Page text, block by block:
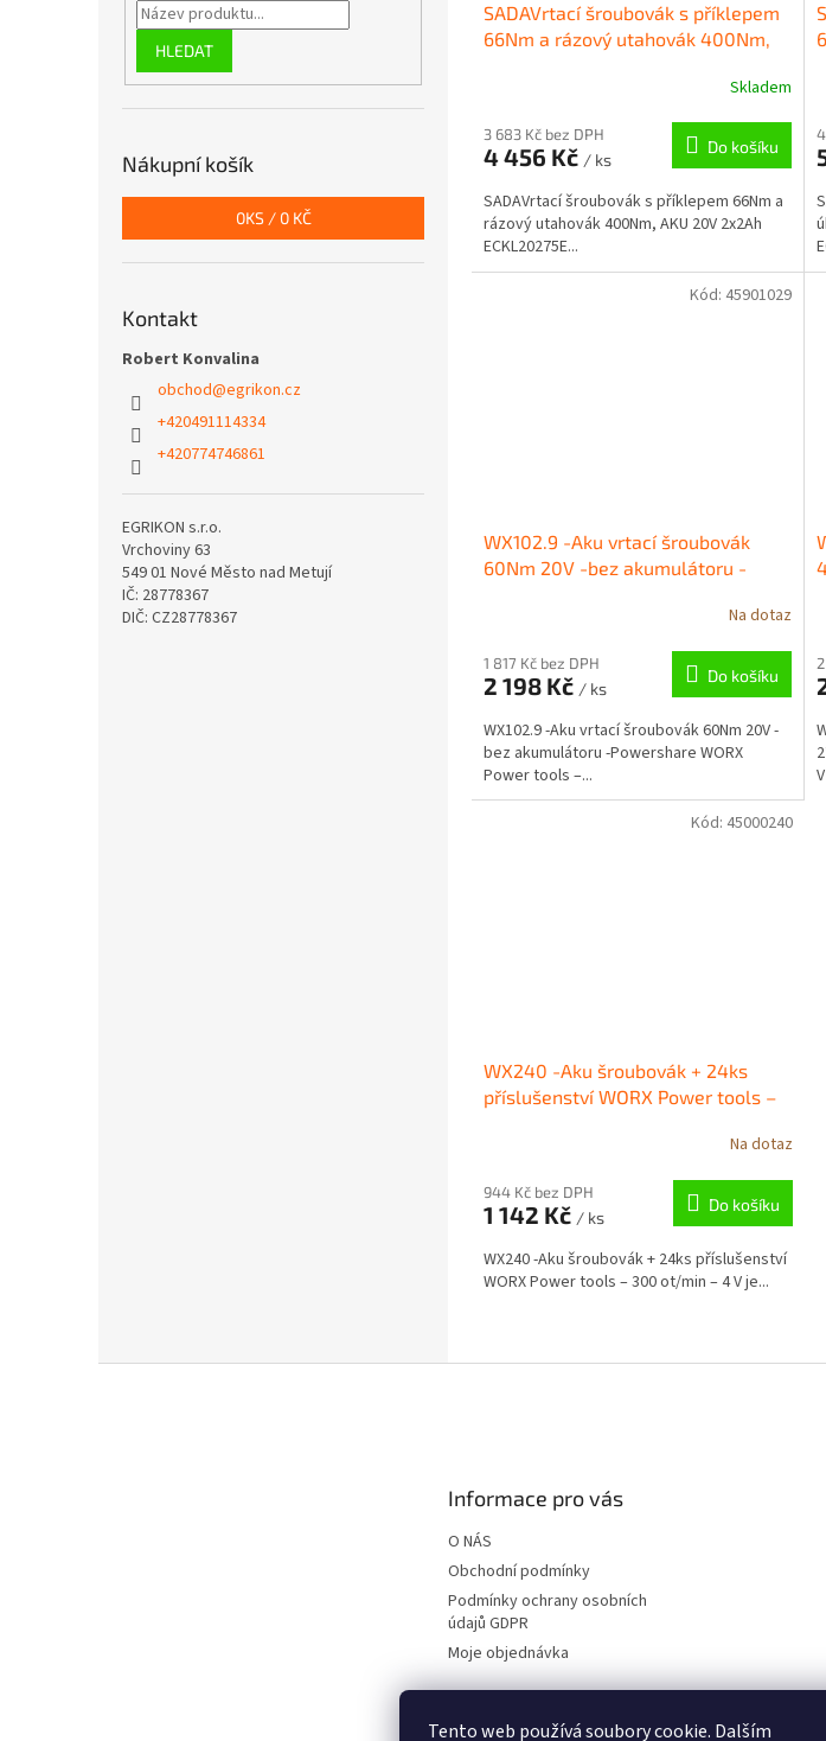
Tento web používá soubory cookie. Dalším
HLEDAT
Nákupní košík
0KS / 0 KČ
Kontakt
Robert Konvalina
obchod@egrikon.cz
+420491114334
+420774746861
EGRIKON s.r.o.
Vrchoviny 63
549 01 Nové Město nad Metují
IČ: 28778367
DIČ: CZ28778367
SADAVrtací šroubovák s příklepem
66Nm a rázový utahovák 400Nm,
Skladem
3 683 Kč bez DPH
4 456 Kč / ks
Do košíku
SADAVrtací šroubovák s příklepem 66Nm a
rázový utahovák 400Nm, AKU 20V 2x2Ah
ECKL20275E...
WX102.9 -Aku vrtací šroubovák
60Nm 20V -bez akumulátoru -
Na dotaz
1 817 Kč bez DPH
2 198 Kč / ks
Do košíku
WX102.9 -Aku vrtací šroubovák 60Nm 20V -
bez akumulátoru -Powershare WORX
Power tools –...
Kód: 45901029
WX240 -Aku šroubovák + 24ks
příslušenství WORX Power tools –
Na dotaz
944 Kč bez DPH
1 142 Kč / ks
Do košíku
WX240 -Aku šroubovák + 24ks příslušenství
WORX Power tools – 300 ot/min – 4 V je...
Kód: 45000240
Informace pro vás
O NÁS
Obchodní podmínky
Podmínky ochrany osobních
údajů GDPR
Moje objednávka